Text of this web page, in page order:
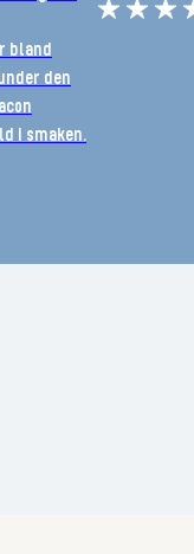
bland
den
i smaken.